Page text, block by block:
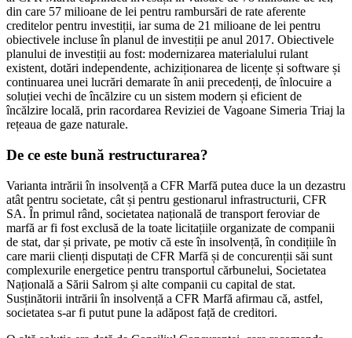
din care 57 milioane de lei pentru rambursări de rate aferente
creditelor pentru investiții, iar suma de 21 milioane de lei pentru
obiectivele incluse în planul de investiții pe anul 2017. Obiectivele
planului de investiții au fost: modernizarea materialului rulant
existent, dotări independente, achiziționarea de licențe și software și
continuarea unei lucrări demarate în anii precedenți, de înlocuire a
soluției vechi de încălzire cu un sistem modern și eficient de
încălzire locală, prin racordarea Reviziei de Vagoane Simeria Triaj la
rețeaua de gaze naturale.
De ce este bună restructurarea?
Varianta intrării în insolvență a CFR Marfă putea duce la un dezastru
atât pentru societate, cât și pentru gestionarul infrastructurii, CFR
SA. În primul rând, societatea națională de transport feroviar de
marfă ar fi fost exclusă de la toate licitațiile organizate de companii
de stat, dar și private, pe motiv că este în insolvență, în condițiile în
care marii clienți disputați de CFR Marfă și de concurenții săi sunt
complexurile energetice pentru transportul cărbunelui, Societatea
Națională a Sării Salrom și alte companii cu capital de stat.
Susținătorii intrării în insolvență a CFR Marfă afirmau că, astfel,
societatea s-ar fi putut pune la adăpost față de creditori.